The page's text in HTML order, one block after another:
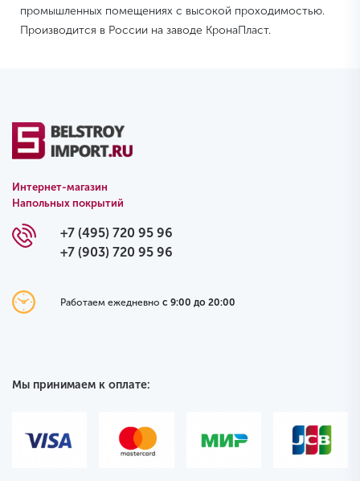
промышленных помещениях с высокой проходимостью.
Производится в России на заводе КронаПласт.
Интернет-магазин
Напольных покрытий
+7 (495) 720 95 96
+7 (903) 720 95 96
Работаем ежедневно с 9:00 до 20:00
Мы принимаем к оплате: